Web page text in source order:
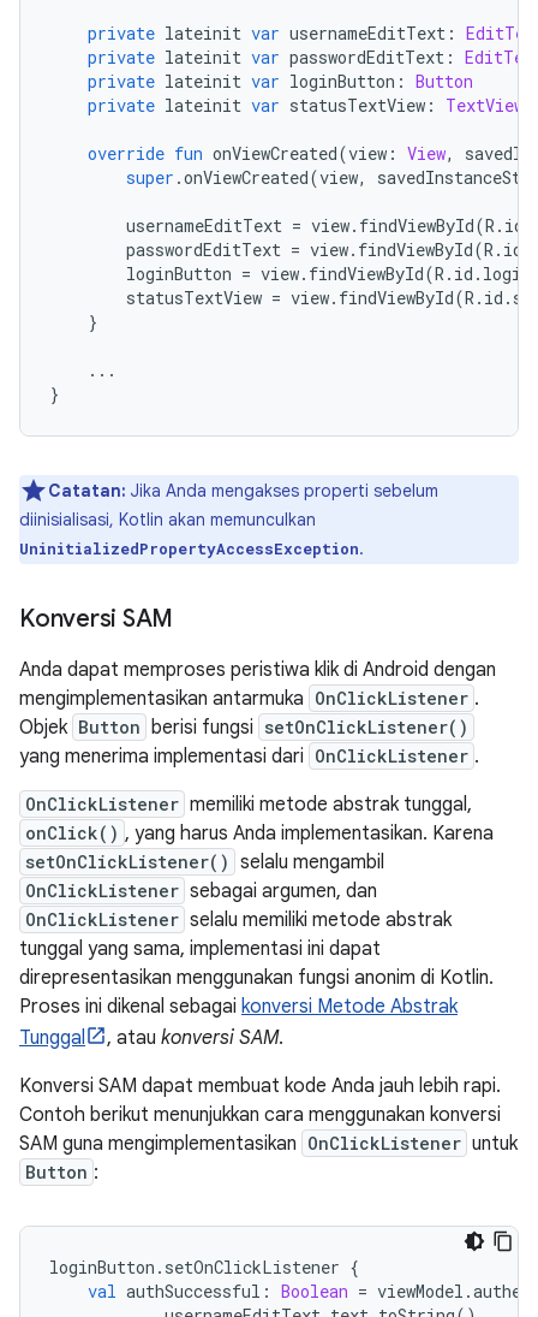
private lateinit var usernameEditText :
private lateinit var passwordEditText :
private lateinit var loginButton : Button
private lateinit var statusTextView : TextView
override fun onViewCreated(view : View,
super .onViewCreated(view,
usernameEditText = view. findViewById(R . id
passwordEditText = view. findViewById(R . id
loginButton = view. findViewById(R . id . login
statusTextView = view. findViewById(R . id .
}
...
}
Catatan: Jika Anda mengakses properti sebelum
diinisialisasi, Kotlin akan memunculkan
UninitializedPropertyAccessException.
Konversi SAM
Anda dapat memproses peristiwa klik di Android dengan
mengimplementasikan antarmuka OnClickListener .
Objek Button berisi fungsi setOnClickListener()
yang menerima implementasi dari OnClickListener .
OnClickListener memiliki metode abstrak tunggal,
onClick() , yang harus Anda implementasikan. Karena
setOnClickListener() selalu mengambil
OnClickListener sebagai argumen, dan
OnClickListener selalu memiliki metode abstrak
tunggal yang sama, implementasi ini dapat
direpresentasikan menggunakan fungsi anonim di Kotlin.
Proses ini dikenal sebagai konversi Metode Abstrak
Tunggal
, atau konversi SAM.
Konversi SAM dapat membuat kode Anda jauh lebih rapi.
Contoh berikut menunjukkan cara menggunakan konversi
SAM guna mengimplementasikan OnClickListener untuk
Button :
loginButton . setOnClickListener {
val authSuccessful : Boolean = viewModel .